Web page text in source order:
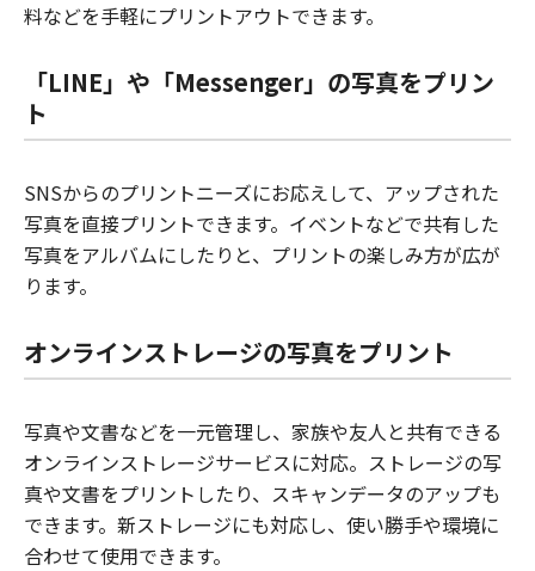
料などを手軽にプリントアウトできます。
「LINE」や「Messenger」の写真をプリン
ト
SNSからのプリントニーズにお応えして、アップされた
写真を直接プリントできます。イベントなどで共有した
写真をアルバムにしたりと、プリントの楽しみ方が広が
ります。
オンラインストレージの写真をプリント
写真や文書などを一元管理し、家族や友人と共有できる
オンラインストレージサービスに対応。ストレージの写
真や文書をプリントしたり、スキャンデータのアップも
できます。新ストレージにも対応し、使い勝手や環境に
合わせて使用できます。